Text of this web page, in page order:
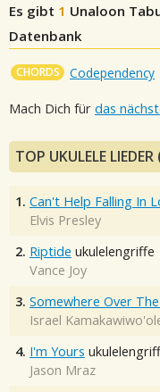
Es gibt 1 Unaloon
Datenbank
CHORDS Codependency
Mach Dich für das
TOP UKULELE
1. Can't Help Falling In
Elvis Presley
2. Riptide ukulelengriffe
Vance Joy
3. Somewhere Over
Israel
4. I'm Yours
Jason Mraz